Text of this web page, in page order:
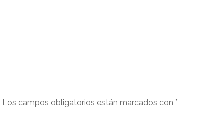
Los campos obligatorios están marcados con *